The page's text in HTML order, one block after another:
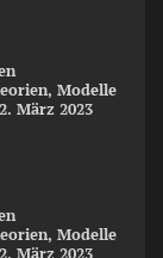
Modelle
März 2023
Modelle
März 2023